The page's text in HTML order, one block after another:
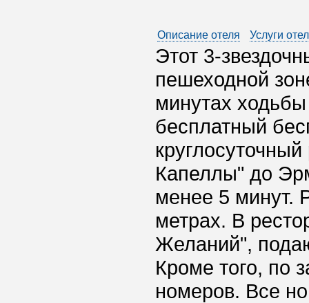
Описание отеля Услуги
Этот 3-
пешеходной
минутах ходьбы
бесплатный
Капеллы" до
менее 5 минут.
метрах. В
Желаний",
Кроме того, по
номеров. Все